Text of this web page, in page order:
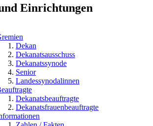
Einrichtungen
Dekan
Dekanatsausschuss
Dekanatssynode
Senior
Landessynodalinnen
Dekanatsbeauftragte
Dekanatsfrauenbeauftragte